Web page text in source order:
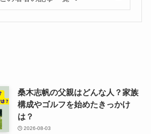
桑木志帆の父親はどんな人？家族
構成やゴルフを始めたきっかけ
は？
2026-08-03